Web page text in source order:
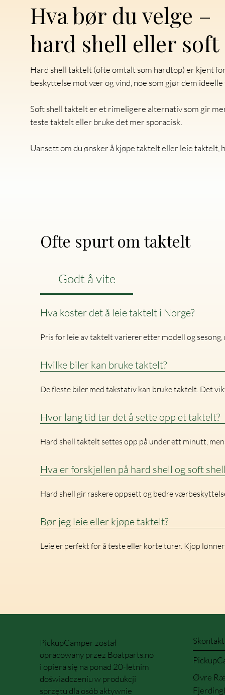
Hva bør du velge –
hard shell eller
Hard shell taktelt (ofte omtalt som hardtop) er kjent
beskyttelse mot vær og vind, noe som gjør dem
Soft shell taktelt er et rimeligere alternativ som gir
teste taktelt eller bruke det mer sporadisk.
Uansett om du ønsker å kjøpe taktelt eller leie taktelt,
Ofte spurt om taktelt
Godt å vite
Hva koster det å leie taktelt i Norge?
Pris for leie av taktelt varierer etter modell og
Hvilke biler kan bruke taktelt?
De fleste biler med takstativ kan bruke taktelt. Det
Hvor lang tid tar det å sette opp et taktelt?
Hard shell taktelt settes opp på under ett minutt,
Hva er forskjellen på hard shell og soft
Hard shell gir raskere oppsett og bedre
Bør jeg leie eller kjøpe taktelt?
Leie er perfekt for å teste eller korte turer. Kjøp
Øvre
PickupCamper został
opracowany przez Boatparts.no
i opiera się na ponad 20-letnim
doświadczeniu w produkcji
sprzętu dla osób aktywnie